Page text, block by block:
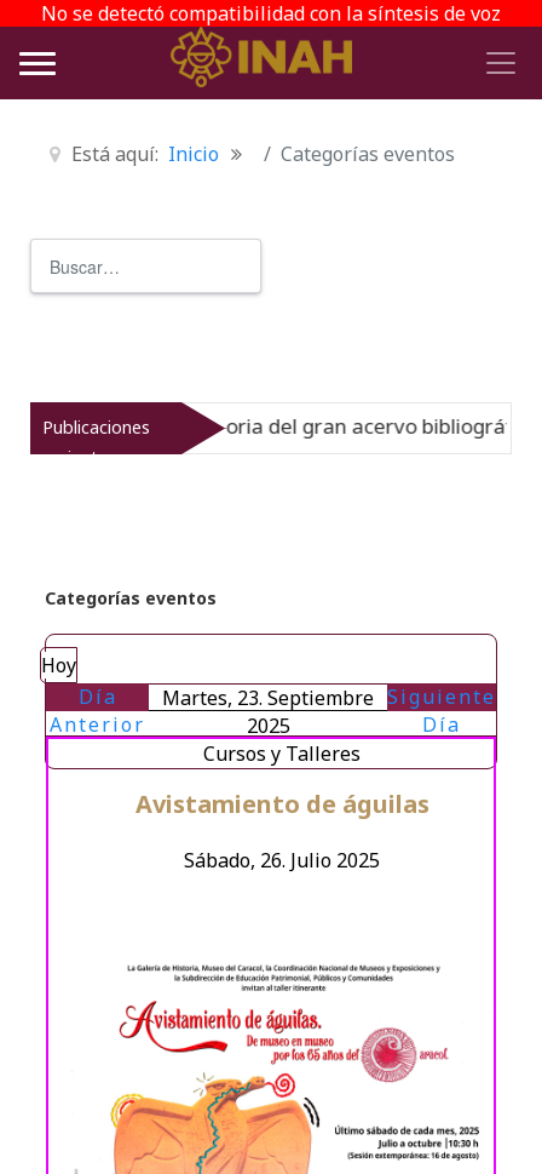
No se detectó compatibilidad con la síntesis de voz
Está aquí: Inicio Categorías eventos
Publicaciones
recientes
muestra la historia del gran acervo bibliográfico
Categorías eventos
Hoy
Día
Anterior
Martes, 23. Septiembre
2025
Siguiente
Día
Sábado, 26. Julio 2025
Avistamiento de águilas
Cursos y Talleres